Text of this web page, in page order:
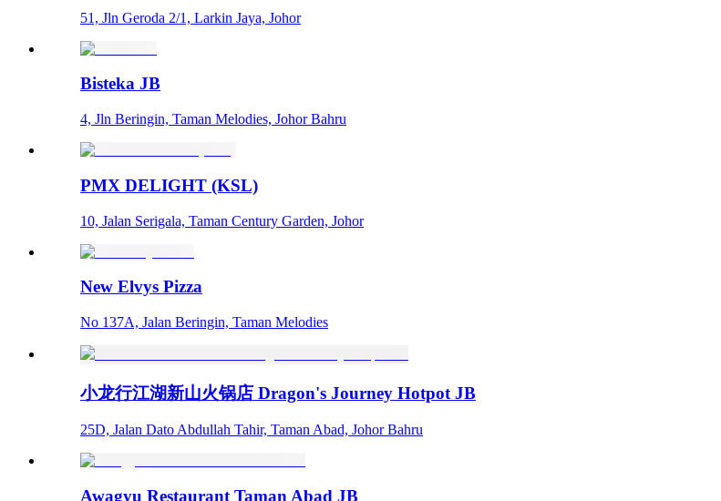
51, Jln Geroda 2/1, Larkin Jaya, Johor
Bisteka JB
4, Jln Beringin, Taman Melodies, Johor Bahru
PMX DELIGHT (KSL)
10, Jalan Serigala, Taman Century Garden, Johor
New Elvys Pizza
No 137A, Jalan Beringin, Taman Melodies
小龙行江湖新山火锅店 Dragon's Journey Hotpot JB
25D, Jalan Dato Abdullah Tahir, Taman Abad, Johor Bahru
Awagyu Restaurant Taman Abad JB